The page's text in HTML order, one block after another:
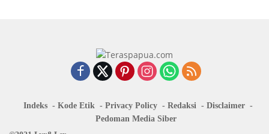
Indeks Kode Etik Privacy Policy Redaksi
Disclaimer
Pedoman Media Siber